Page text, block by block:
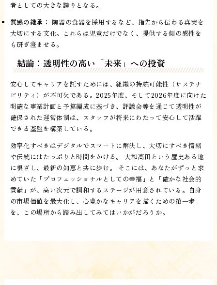
者としての大きな誇りとなる。
質感の継承： 陶器の食器を採用するなど、指先から伝わる真実を
大切にする文化。これらは児童だけでなく、提供する側の感性を
も研ぎ澄ませる。
結論：透明性の高い「未来」への投資
安心してキャリアを託すためには、組織の持続可能性（サステナ
ビリティ）が不可欠である。2025年度、そして2026年度に向けた
明確な事業計画と予算編成に基づき、評議会等を通じて透明性が
確保された運営体制は、スタッフが将来にわたって安心して活躍
できる基盤を構築している。
効率化すべきはデジタルでスマートに解決し、大切にすべき情緒
や伝統にはたっぷりと時間をかける。 大和高田という歴史ある地
に根ざし、最新の知恵と共に歩む。 そこには、あなたがずっと求
めていた「プロフェッショナルとしての幸福」と「確かな社会的
貢献」が、高い次元で調和するステージが用意されている。自身
の市場価値を最大化し、心豊かなキャリアを描くための第一歩
を、この場所から踏み出してみてはいかがだろうか。